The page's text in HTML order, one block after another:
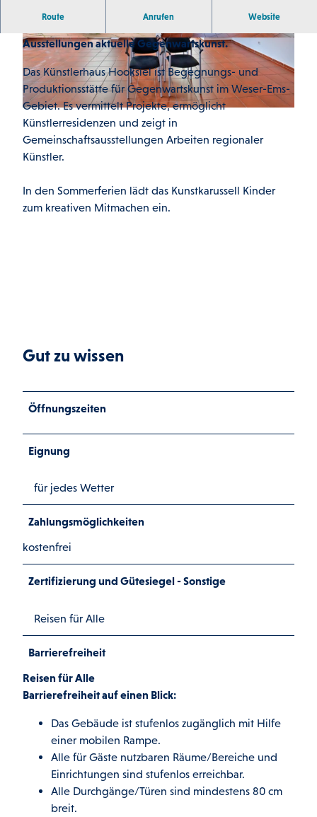
© Martin Stöver © Martin Stöver
Route Anrufen Website
Ausstellungen aktuelle Gegenwartskunst.
Das Künstlerhaus Hooksiel ist Begegnungs- und
Produktionsstätte für Gegenwartskunst im Weser-Ems-
Gebiet. Es vermittelt Projekte, ermöglicht
Künstlerresidenzen und zeigt in
Gemeinschaftsausstellungen Arbeiten regionaler
Künstler.
In den Sommerferien lädt das Kunstkarussell Kinder
zum kreativen Mitmachen ein.
Gut zu wissen
Öffnungszeiten
Eignung
für jedes Wetter
Zahlungsmöglichkeiten
kostenfrei
Zertifizierung und Gütesiegel - Sonstige
Reisen für Alle
Barrierefreiheit
Reisen für Alle
Barrierefreiheit auf einen Blick:
Das Gebäude ist stufenlos zugänglich mit Hilfe
einer mobilen Rampe.
Alle für Gäste nutzbaren Räume/Bereiche und
Einrichtungen sind stufenlos erreichbar.
Alle Durchgänge/Türen sind mindestens 80 cm
breit.